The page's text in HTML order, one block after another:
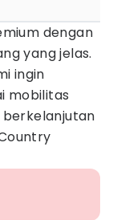
dengan
yang jelas.
ingin
mobilitas
berkelanjutan